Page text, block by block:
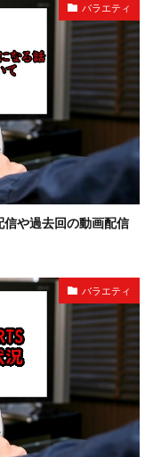
バラエティ
信や過去回の動画配信
バラエティ